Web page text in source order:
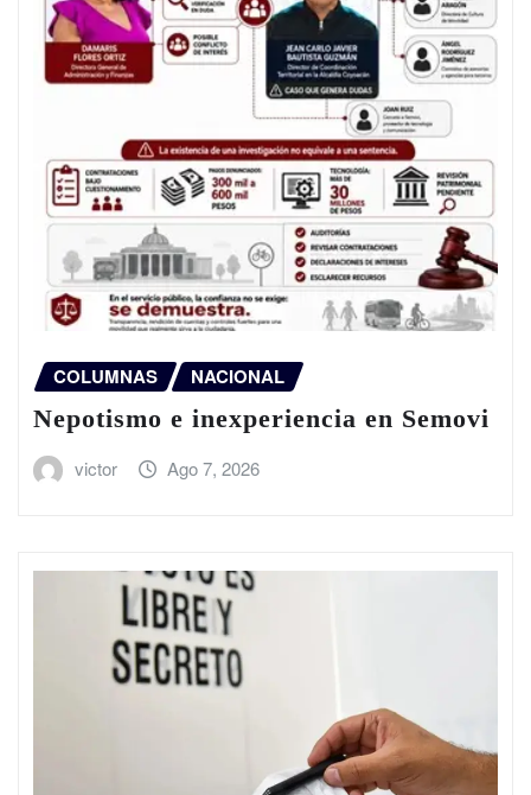
COLUMNAS NACIONAL
Nepotismo e inexperiencia en Semovi
victor Ago 7, 2026